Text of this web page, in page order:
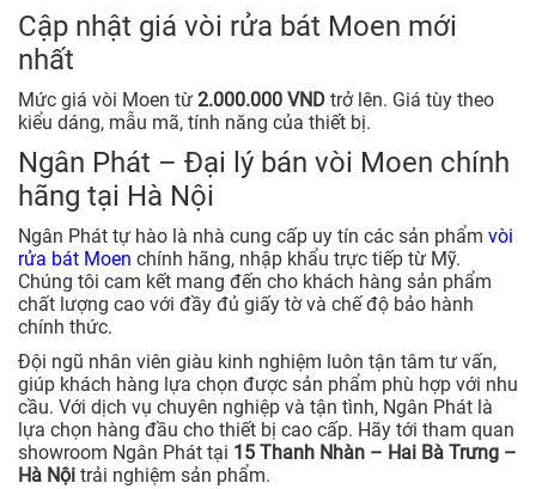
Cập nhật giá vòi rửa bát Moen mới
nhất
Mức giá vòi Moen từ 2.000.000 VND trở lên. Giá tùy theo
kiểu dáng, mẫu mã, tính năng của thiết bị.
Ngân Phát – Đại lý bán vòi Moen chính
hãng tại Hà Nội
Ngân Phát tự hào là nhà cung cấp uy tín các sản phẩm vòi
rửa bát Moen chính hãng, nhập khẩu trực tiếp từ Mỹ.
Chúng tôi cam kết mang đến cho khách hàng sản phẩm
chất lượng cao với đầy đủ giấy tờ và chế độ bảo hành
chính thức.
Đội ngũ nhân viên giàu kinh nghiệm luôn tận tâm tư vấn,
giúp khách hàng lựa chọn được sản phẩm phù hợp với nhu
cầu. Với dịch vụ chuyên nghiệp và tận tình, Ngân Phát là
lựa chọn hàng đầu cho thiết bị cao cấp. Hãy tới tham quan
showroom Ngân Phát tại 15 Thanh Nhàn – Hai Bà Trưng –
Hà Nội trải nghiệm sản phẩm.